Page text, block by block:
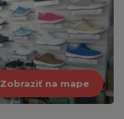
Zobraziť na mape